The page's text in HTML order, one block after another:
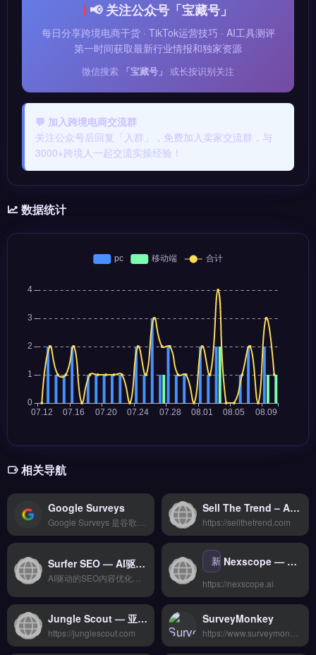
📢 关注公众号「宝藏号」
每日分享跨境电商干货 · TikTok运营技巧 · AI工具测评
第一时间获取最新行业情报和独家资源
微信搜索 「宝藏号」 或长按识别关注
💬 加入跨境电商交流群
关注公众号后回复「入群」，免费加入卖家交流群，与
3000+跨境人一起交流实操经验！
数据统计
相关导航
Google Surveys Sell The Trend – AI选品与爆品趋势分析平台
https://sellthetrend.com
Surfer SEO — AI驱动的内容优化与搜索引擎排名工具 新 Nexscope — 亚马逊卖家AI命令中心与运营分析平台
https://nexscope.ai
Jungle Scout — 亚马逊卖家选品与市场分析工具
https://junglescout.com
SurveyMonkey